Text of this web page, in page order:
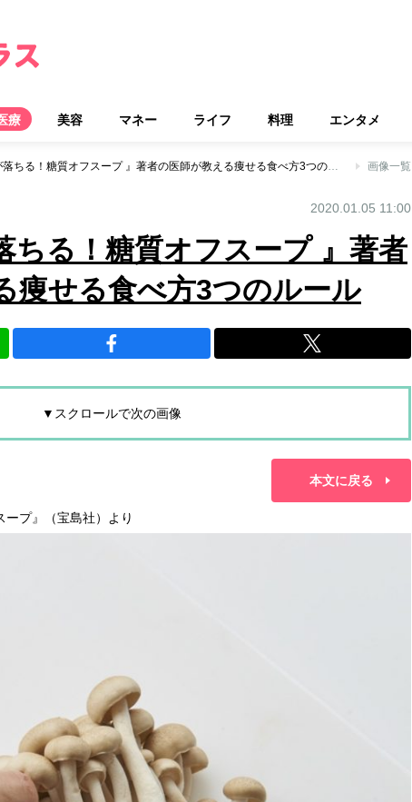
療 美容 マネー ライフ 料理 エンタメ
『内臓脂肪が落ちる！糖質オフスープ 』著者の医師が教える痩せる食べ方3つのルール 画像一覧
2020.01.05 11:00
ちる！糖質オフスープ 』著者
痩せる食べ方3つのルール
▼スクロールで次の画像
本文に戻る
ープ』（宝島社）より